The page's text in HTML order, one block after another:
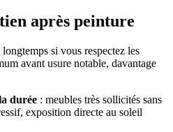
après peinture
si vous respectez les
avant usure notable, davantage
durée : meubles très sollicités sans
exposition directe au soleil